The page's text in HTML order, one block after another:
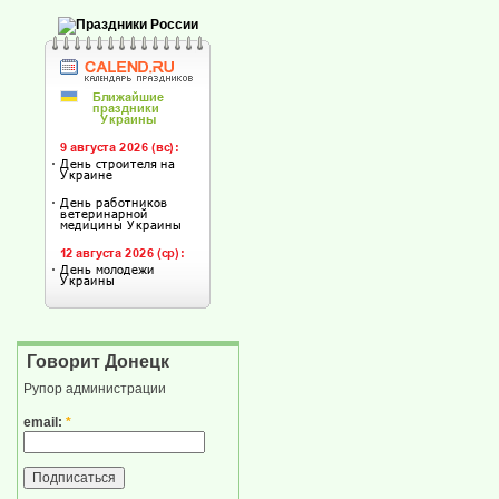
Говорит Донецк
Рупор администрации
email: *